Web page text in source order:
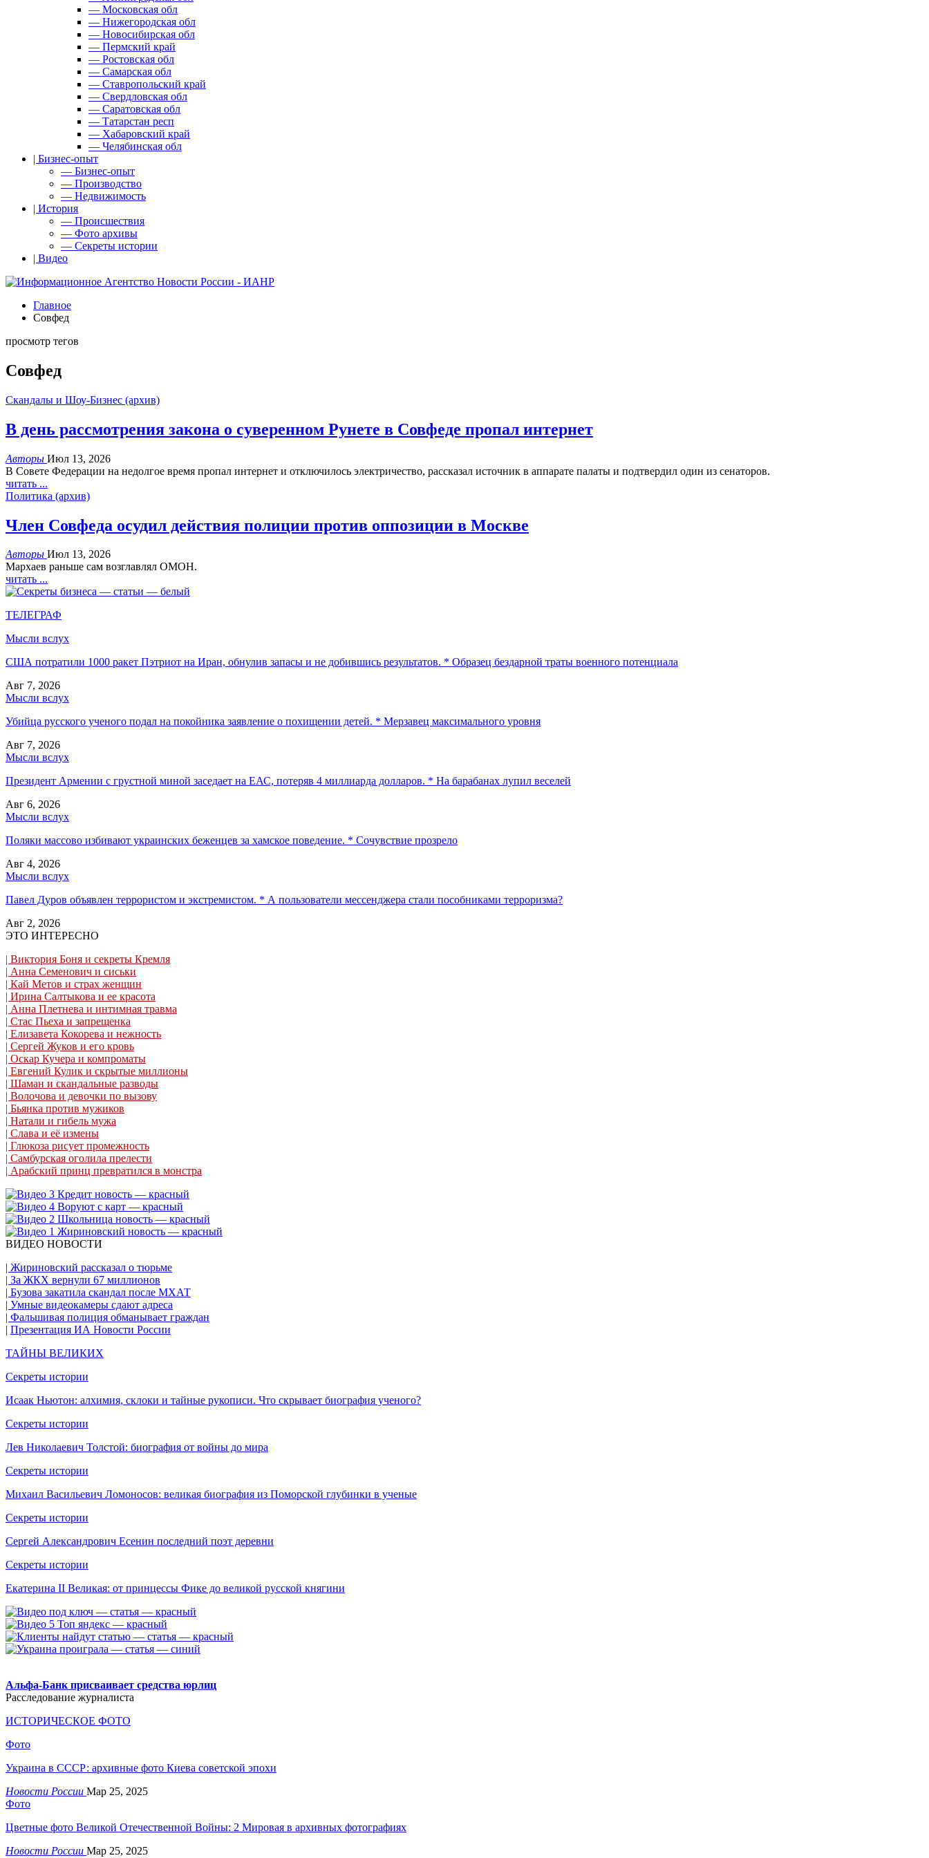
— Московская обл
— Нижегородская обл
— Новосибирская обл
— Пермский край
— Ростовская обл
— Самарская обл
— Ставропольский край
— Свердловская обл
— Саратовская обл
— Татарстан респ
— Хабаровский край
— Челябинская обл
| Бизнес-опыт
— Бизнес-опыт
— Производство
— Недвижимость
| История
— Происшествия
— Фото архивы
— Секреты истории
| Видео
Главное
Совфед
просмотр тегов
Совфед
Скандалы и Шоу-Бизнес (архив)
В день рассмотрения закона о суверенном Рунете в Совфеде пропал интернет
Авторы Июл 13, 2026
В Совете Федерации на недолгое время пропал интернет и отключилось электричество, рассказал источник в аппарате палаты и подтвердил один из сенаторов.
читать ...
Политика (архив)
Член Совфеда осудил действия полиции против оппозиции в Москве
Авторы Июл 13, 2026
Мархаев раньше сам возглавлял ОМОН.
читать ...
ТЕЛЕГРАФ
Мысли вслух
США потратили 1000 ракет Пэтриот на Иран, обнулив запасы и не добившись результатов. * Образец бездарной траты военного потенциала
Авг 7, 2026
Мысли вслух
Убийца русского ученого подал на покойника заявление о похищении детей. * Мерзавец максимального уровня
Авг 7, 2026
Мысли вслух
Президент Армении с грустной миной заседает на ЕАС, потеряв 4 миллиарда долларов. * На барабанах лупил веселей
Авг 6, 2026
Мысли вслух
Поляки массово избивают украинских беженцев за хамское поведение. * Сочувствие прозрело
Авг 4, 2026
Мысли вслух
Павел Дуров объявлен террористом и экстремистом. * А пользователи мессенджера стали пособниками терроризма?
Авг 2, 2026
ЭТО ИНТЕРЕСНО
| Виктория Боня и секреты Кремля
| Анна Семенович и сиськи
| Кай Метов и страх женщин
| Ирина Салтыкова и ее красота
| Анна Плетнева и интимная травма
| Стас Пьеха и запрещенка
| Елизавета Кокорева и нежность
| Сергей Жуков и его кровь
| Оскар Кучера и компроматы
| Евгений Кулик и скрытые миллионы
| Шаман и скандальные разводы
| Волочова и девочки по вызову
| Бьянка против мужиков
| Натали и гибель мужа
| Слава и её измены
| Глюкоза рисует промежность
| Самбурская оголила прелести
| Арабский принц превратился в монстра
ВИДЕО НОВОСТИ
| Жириновский рассказал о тюрьме
| За ЖКХ вернули 67 миллионов
| Бузова закатила скандал после МХАТ
| Умные видеокамеры сдают адреса
| Фальшивая полиция обманывает граждан
| Презентация ИА Новости России
ТАЙНЫ ВЕЛИКИХ
Секреты истории
Исаак Ньютон: алхимия, склоки и тайные рукописи. Что скрывает биография ученого?
Секреты истории
Лев Николаевич Толстой: биография от войны до мира
Секреты истории
Михаил Васильевич Ломоносов: великая биография из Поморской глубинки в ученые
Секреты истории
Сергей Александрович Есенин последний поэт деревни
Секреты истории
Екатерина II Великая: от принцессы Фике до великой русской княгини
Альфа-Банк присваивает средства юрлиц
Расследование журналиста
ИСТОРИЧЕСКОЕ ФОТО
Фото
Украина в СССР: архивные фото Киева советской эпохи
Новости России Мар 25, 2025
Фото
Цветные фото Великой Отечественной Войны: 2 Мировая в архивных фотографиях
Новости России Мар 25, 2025